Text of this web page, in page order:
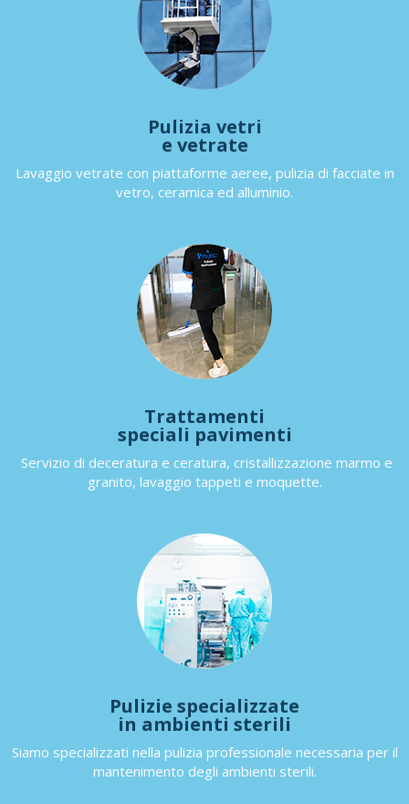
Pulizia vetri
e vetrate
Lavaggio vetrate con piattaforme aeree, pulizia di facciate in
vetro, ceramica ed alluminio.
Trattamenti
speciali pavimenti
Servizio di deceratura e ceratura, cristallizzazione marmo e
granito, lavaggio tappeti e moquette.
Pulizie specializzate
in ambienti sterili
Siamo specializzati nella pulizia professionale necessaria per il
mantenimento degli ambienti sterili.